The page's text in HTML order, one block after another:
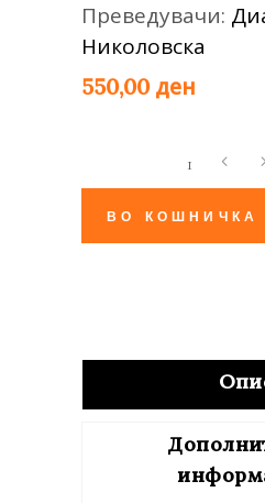
Преведувачи:
Николовска
550,00 ден
quantity
ВО КОШНИЧКА